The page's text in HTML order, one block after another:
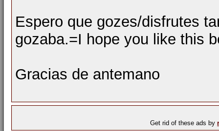
Espero que gozes/disfrutes
gozaba.=I hope you like this
Gracias de antemano
Get rid of these ads by